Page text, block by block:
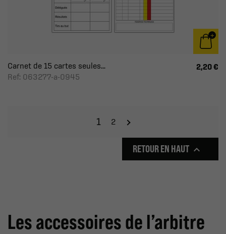
Carnet de 15 cartes seules...
Ref: 063277-a-0945
2,20 €
1 2
RETOUR EN HAUT 
Les accessoires de l’arbitre